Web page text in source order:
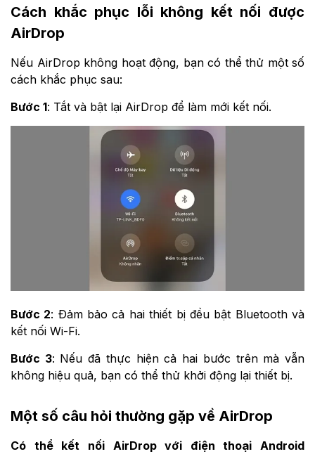
Cách khắc phục lỗi không kết nối được
AirDrop
Nếu AirDrop không hoạt động, bạn có thể thử một số
cách khắc phục sau:
Bước 1: Tắt và bật lại AirDrop để làm mới kết nối.
Bước 2: Đảm bảo cả hai thiết bị đều bật Bluetooth và
kết nối Wi-Fi.
Bước 3: Nếu đã thực hiện cả hai bước trên mà vẫn
không hiệu quả, bạn có thể thử khởi động lại thiết bị.
Một số câu hỏi thường gặp về AirDrop
Có thể kết nối AirDrop với điện thoại Android